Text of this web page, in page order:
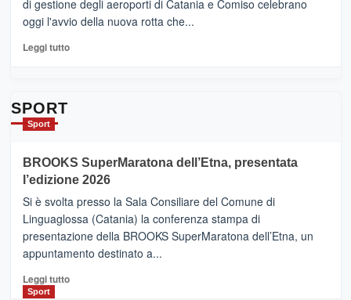
quasi….
pronti
per
di gestione degli aeroporti di Catania e Comiso celebrano
oggi l'avvio della nuova rotta che...
Leggi tuttoLeggi
con
la
Al
via
i
collegamenti
SPORT
Sport
BROOKS SuperMaratona dell’Etna, presentata
l’edizione 2026
Si è svolta presso la Sala Consiliare del Comune di
Linguaglossa (Catania) la conferenza stampa di
presentazione della BROOKS SuperMaratona dell’Etna, un
appuntamento destinato a...
Leggi tuttoLeggi
Sport